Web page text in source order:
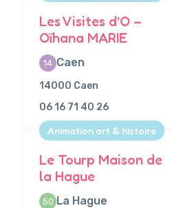
Les Visites d’O –
Oïhana MARIE
14 Caen
14000 Caen
06 16 71 40 26
Animation art & histoire
Le Tourp Maison de
la Hague
50 La Hague